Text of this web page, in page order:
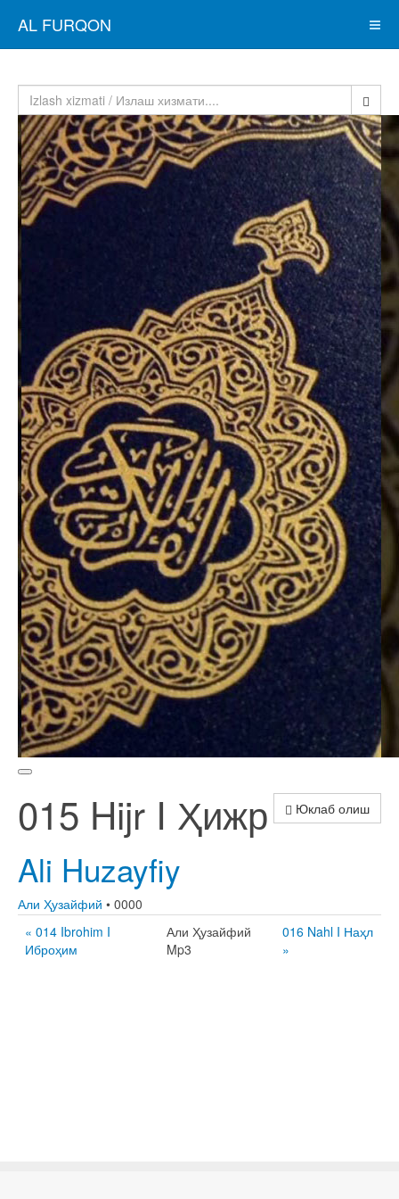
AL FURQON
Юклаб олиш
015 Hijr I Ҳижр
Ali Huzayfiy
Али Ҳузайфий • 0000
« 014 Ibrohim I
Иброҳим
Али Ҳузайфий
Mp3
016 Nahl I Наҳл
»